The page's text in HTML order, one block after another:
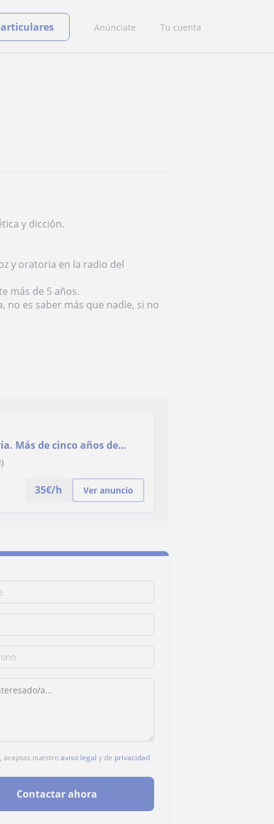
Anúnciate Tu cuenta
y dicción.
y oratoria en la radio del
más de 5 años.
es saber más que nadie, si no
de
35€/h Ver anuncio
aceptas nuestroaviso legal y de privacidad
Contactar ahora